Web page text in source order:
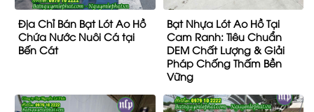
Địa Chỉ Bán Bạt Lót Ao Hồ
Chứa Nước Nuôi Cá tại
Bến Cát
Bạt Nhựa Lót Ao Hồ Tại
Cam Ranh: Tiêu Chuẩn
DEM Chất Lượng & Giải
Pháp Chống Thấm Bền
Vững